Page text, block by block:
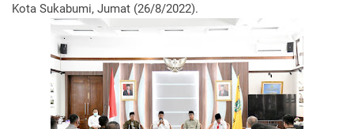
Kota Sukabumi, Jumat (26/8/2022).